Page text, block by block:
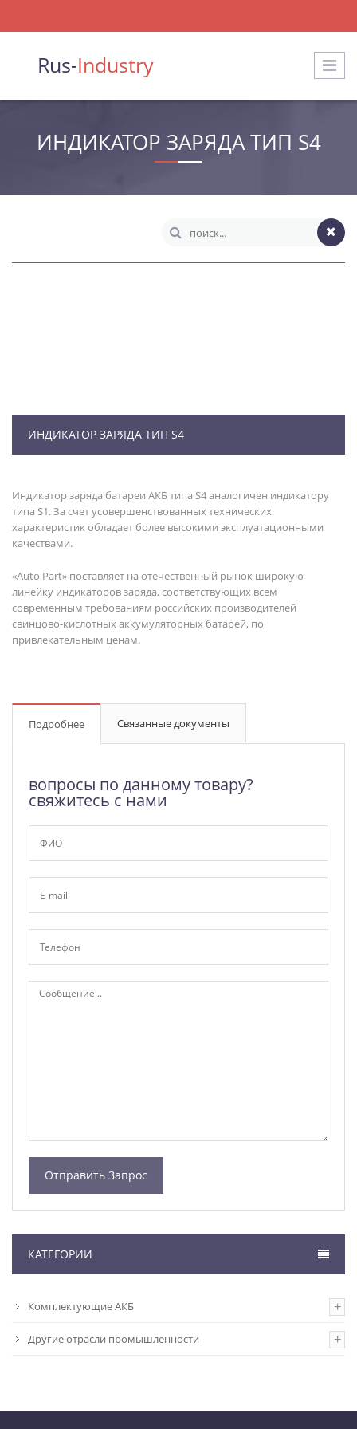
Rus-Industry
ИНДИКАТОР ЗАРЯДА ТИП S4
ИНДИКАТОР ЗАРЯДА ТИП S4
Индикатор заряда батареи АКБ типа S4 аналогичен индикатору
типа S1. За счет усовершенствованных технических
характеристик обладает более высокими эксплуатационными
качествами.
«Auto Part» поставляет на отечественный рынок широкую
линейку индикаторов заряда, соответствующих всем
современным требованиям российских производителей
свинцово-кислотных аккумуляторных батарей, по
привлекательным ценам.
Подробнее Связанные документы
вопросы по данному товару?
свяжитесь с нами
КАТЕГОРИИ
Комплектующие АКБ
Другие отрасли промышленности